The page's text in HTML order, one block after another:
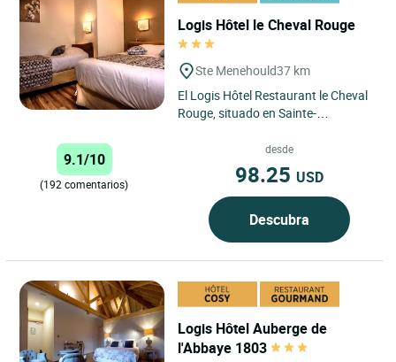
Logis Hôtel le Cheval Rouge
Ste Menehould37 km
El Logis Hôtel Restaurant le Cheval
Rouge, situado en Sainte-
región de Champaña-Ardenas,...
9.1/10
(192 comentarios)
desde
98.25 USD
Descubra
Logis Hôtel Auberge de
l'Abbaye 1803